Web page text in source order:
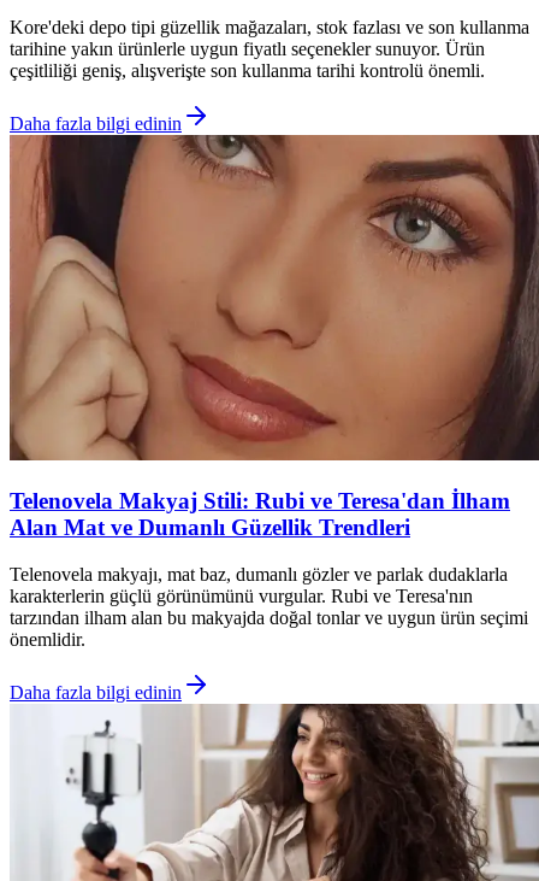
Kore'deki depo tipi güzellik mağazaları, stok fazlası ve son kullanma
tarihine yakın ürünlerle uygun fiyatlı seçenekler sunuyor. Ürün
çeşitliliği geniş, alışverişte son kullanma tarihi kontrolü önemli.
Daha fazla bilgi edinin
Telenovela Makyaj Stili: Rubi ve Teresa'dan İlham
Alan Mat ve Dumanlı Güzellik Trendleri
Telenovela makyajı, mat baz, dumanlı gözler ve parlak dudaklarla
karakterlerin güçlü görünümünü vurgular. Rubi ve Teresa'nın
tarzından ilham alan bu makyajda doğal tonlar ve uygun ürün seçimi
önemlidir.
Daha fazla bilgi edinin